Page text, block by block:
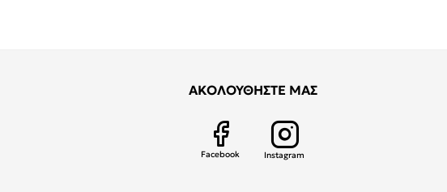
ΑΚΟΛΟΥΘΗΣΤΕ ΜΑΣ
Facebook Instagram